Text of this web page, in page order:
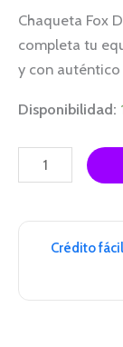
Chaqueta Fox
completa tu
y con
Disponibilidad:
Crédito